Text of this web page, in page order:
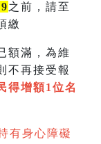
之前，請至
繳
額滿，為維
不再接受報
得增額 1位名
有身心障礙